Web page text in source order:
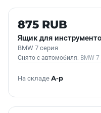
Б/У В НАЛИЧИИ
875 RUB
Ящик для
BMW 7 серия
Снято с автомобиля: BMW
На складе А-р